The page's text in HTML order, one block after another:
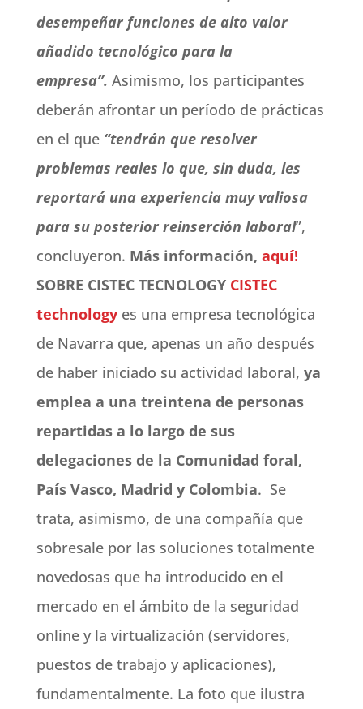
desempeñar funciones de alto valor
añadido tecnológico para la
empresa”. Asimismo, los participantes
deberán afrontar un período de prácticas
en el que “tendrán que resolver
problemas reales lo que, sin duda, les
reportará una experiencia muy valiosa
para su posterior reinserción laboral”,
concluyeron. Más información, aquí!
SOBRE CISTEC TECNOLOGY CISTEC
technologyes una empresa tecnológica
de Navarra que, apenas un año después
de haber iniciado su actividad laboral, ya
emplea a una treintena de personas
repartidas a lo largo de sus
delegaciones de la Comunidad foral,
País Vasco, Madrid y Colombia. Se
trata, asimismo, de una compañía que
sobresale por las soluciones totalmente
novedosas que ha introducido en el
mercado en el ámbito de la seguridad
online y la virtualización (servidores,
puestos de trabajo y aplicaciones),
fundamentalmente. La foto que ilustra